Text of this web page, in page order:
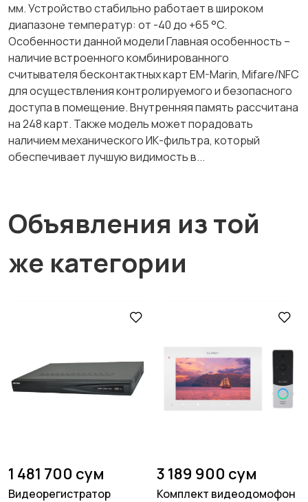
мм. Устройство стабильно работает в широком
диапазоне температур: от -40 до +65 °C.
Особенности данной модели Главная особенность –
наличие встроенного комбинированного
считывателя бесконтактных карт EM-Marin, Mifare/NFC
для осуществления контролируемого и безопасного
доступа в помещение. Внутренняя память рассчитана
на 248 карт. Также модель может порадовать
наличием механического ИК-фильтра, который
обеспечивает лучшую видимость в...
Объявления из той
же категории
1 481 700 сум
Видеорегистратор
3 189 900 сум
Комплект видеодомофон